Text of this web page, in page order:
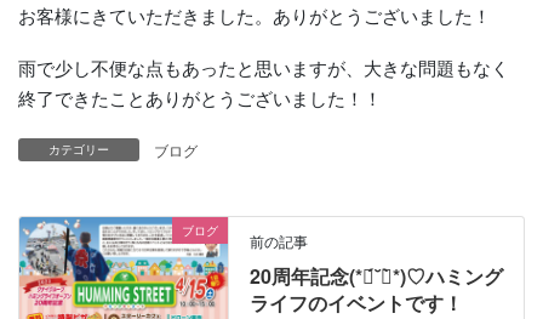
お客様にきていただきました。ありがとうございました！
雨で少し不便な点もあったと思いますが、大きな問題もなく
終了できたことありがとうございました！！
カテゴリー ブログ
ブログ 前の記事
20周年記念(*ฅ́˘ฅ̀*)♡ハミング
ライフのイベントです！